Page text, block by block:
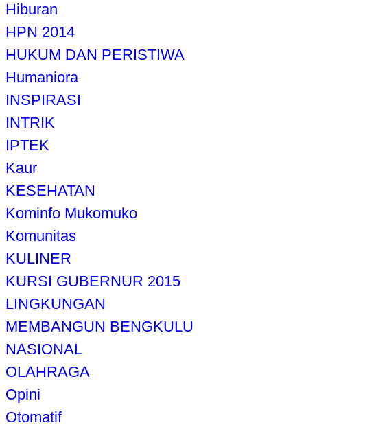
Hiburan
HPN 2014
HUKUM DAN PERISTIWA
Humaniora
INSPIRASI
INTRIK
IPTEK
Kaur
KESEHATAN
Kominfo Mukomuko
Komunitas
KULINER
KURSI GUBERNUR 2015
LINGKUNGAN
MEMBANGUN BENGKULU
NASIONAL
OLAHRAGA
Opini
Otomatif